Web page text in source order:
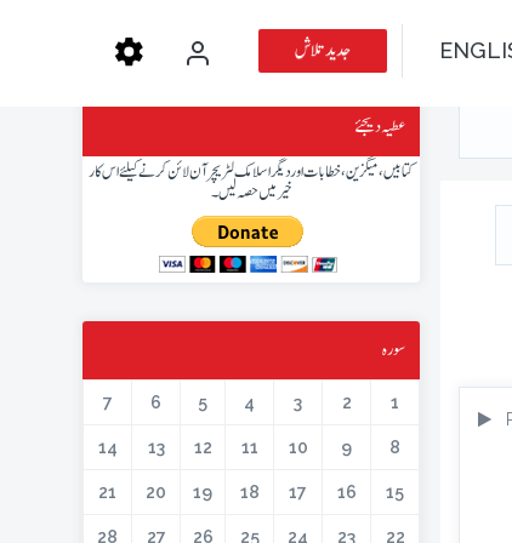
جدید تلاش
عطیہ دیجئے
کتابیں، میگزین، خطابات اور دیگر اسلامک لٹریچر آن لائن کرنے کیلئے اس کار
خیر میں حصہ لیں۔
سورہ
1
2
3
4
5
6
7
8
9
10
11
12
13
14
15
16
17
18
19
20
21
22
23
24
25
26
27
28